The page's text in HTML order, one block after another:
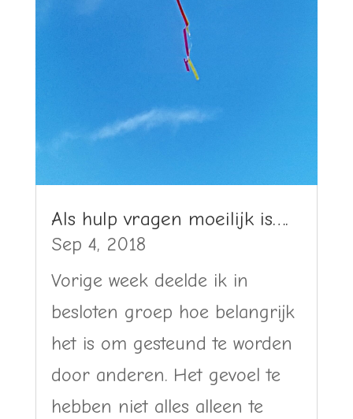
Als hulp vragen moeilijk is….
Sep 4, 2018
Vorige week deelde ik in
besloten groep hoe belangrijk
het is om gesteund te worden
door anderen. Het gevoel te
hebben niet alles alleen te